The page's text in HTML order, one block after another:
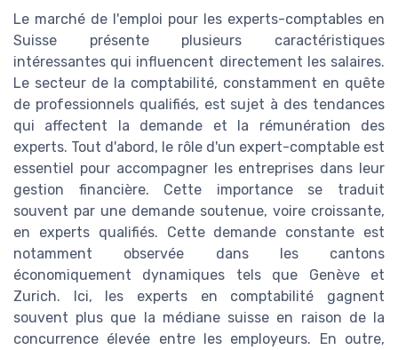
Le marché de l'emploi pour les experts-comptables en
Suisse présente plusieurs caractéristiques
intéressantes qui influencent directement les salaires.
Le secteur de la comptabilité, constamment en quête
de professionnels qualifiés, est sujet à des tendances
qui affectent la demande et la rémunération des
experts. Tout d'abord, le rôle d'un expert-comptable est
essentiel pour accompagner les entreprises dans leur
gestion financière. Cette importance se traduit
souvent par une demande soutenue, voire croissante,
en experts qualifiés. Cette demande constante est
notamment observée dans les cantons
économiquement dynamiques tels que Genève et
Zurich. Ici, les experts en comptabilité gagnent
souvent plus que la médiane suisse en raison de la
concurrence élevée entre les employeurs. En outre,